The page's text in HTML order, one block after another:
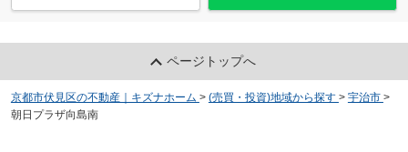
ページトップへ
京都市伏見区の不動産｜キズナホーム > (売買・投資)地域から探す > 宇治市 >
朝日プラザ向島南